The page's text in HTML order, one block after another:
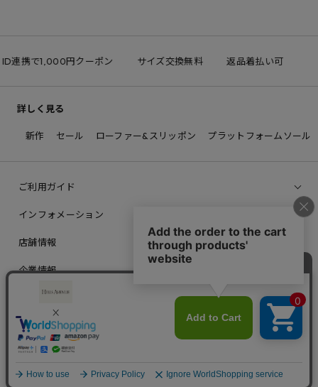
連携で1,000円クーポン サイズ交換無料 返品着払い可
詳しく見る
新作 セール ローファー&スリッポン プラットフォームソール
ご利用ガイド
インフォメーション
店舗情報
企業情報